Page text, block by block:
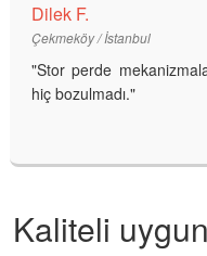
Dilek F.
Çekmeköy / İstanbul
"Stor perde
hiç bozulmadı."
Kaliteli